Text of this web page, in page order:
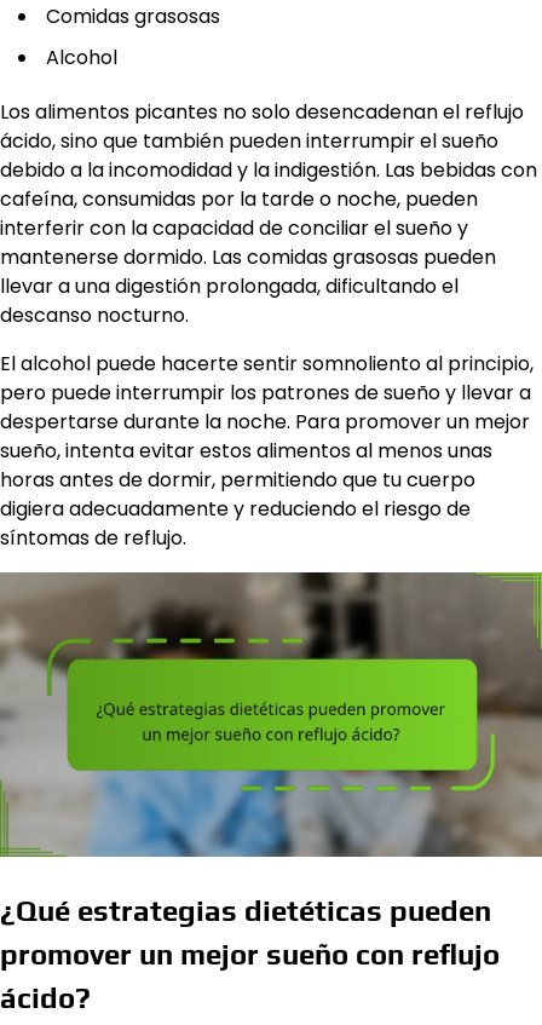
Comidas grasosas
Alcohol
Los alimentos picantes no solo desencadenan el reflujo
ácido, sino que también pueden interrumpir el sueño
debido a la incomodidad y la indigestión. Las bebidas con
cafeína, consumidas por la tarde o noche, pueden
interferir con la capacidad de conciliar el sueño y
mantenerse dormido. Las comidas grasosas pueden
llevar a una digestión prolongada, dificultando el
descanso nocturno.
El alcohol puede hacerte sentir somnoliento al principio,
pero puede interrumpir los patrones de sueño y llevar a
despertarse durante la noche. Para promover un mejor
sueño, intenta evitar estos alimentos al menos unas
horas antes de dormir, permitiendo que tu cuerpo
digiera adecuadamente y reduciendo el riesgo de
síntomas de reflujo.
¿Qué estrategias dietéticas pueden
promover un mejor sueño con reflujo
ácido?